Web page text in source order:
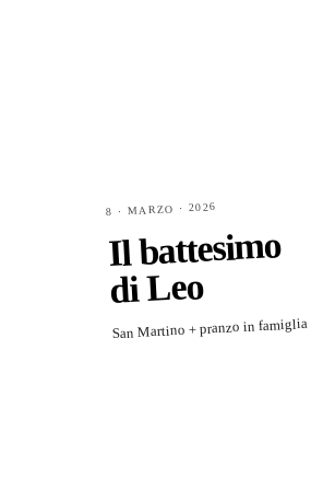
8 · MARZO · 2026
Il battesimo
di Leo
San Martino + pranzo in famiglia